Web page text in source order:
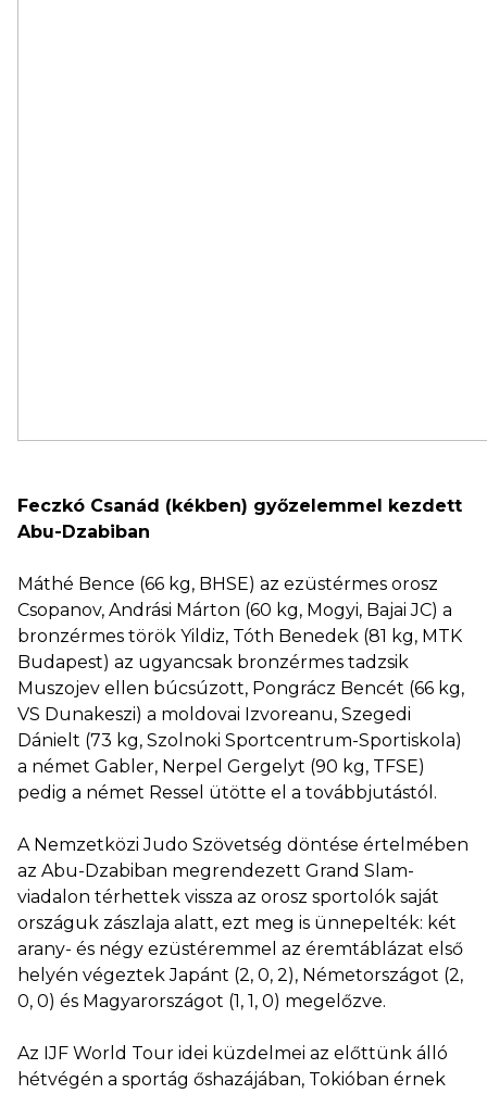
Feczkó Csanád (kékben) győzelemmel kezdett
Abu-Dzabiban
Máthé Bence (66 kg, BHSE) az ezüstérmes orosz
Csopanov, Andrási Márton (60 kg, Mogyi, Bajai JC) a
bronzérmes török Yildiz, Tóth Benedek (81 kg, MTK
Budapest) az ugyancsak bronzérmes tadzsik
Muszojev ellen búcsúzott, Pongrácz Bencét (66 kg,
VS Dunakeszi) a moldovai Izvoreanu, Szegedi
Dánielt (73 kg, Szolnoki Sportcentrum-Sportiskola)
a német Gabler, Nerpel Gergelyt (90 kg, TFSE)
pedig a német Ressel ütötte el a továbbjutástól.
A Nemzetközi Judo Szövetség döntése értelmében
az Abu-Dzabiban megrendezett Grand Slam-
viadalon térhettek vissza az orosz sportolók saját
országuk zászlaja alatt, ezt meg is ünnepelték: két
arany- és négy ezüstéremmel az éremtáblázat első
helyén végeztek Japánt (2, 0, 2), Németországot (2,
0, 0) és Magyarországot (1, 1, 0) megelőzve.
Az IJF World Tour idei küzdelmei az előttünk álló
hétvégén a sportág őshazájában, Tokióban érnek